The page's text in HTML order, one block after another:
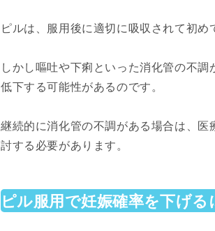
ピルは、服用後に適切に吸収されて初め
しかし嘔吐や下痢といった消化管の不
低下する可能性があるのです。
継続的に消化管の不調がある場合は、
討する必要があります。
ピル服用で妊娠確率を下げ